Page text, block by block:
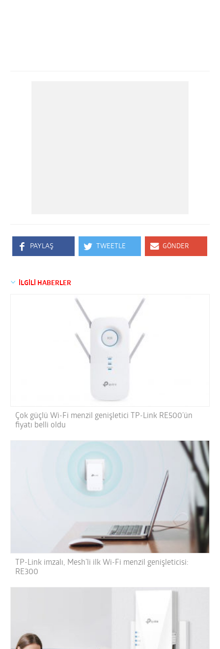
PAYLAŞ TWEETLE GÖNDER
İLGİLİ HABERLER
Çok güçlü Wi-Fi menzil genişletici TP-Link RE500’ün
fiyatı belli oldu
TP-Link imzalı, Mesh’li ilk Wi-Fi menzil genişleticisi:
RE300